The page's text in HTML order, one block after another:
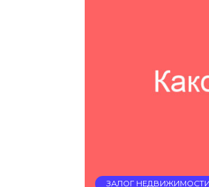
ЗАЛОГ НЕДВИЖИМОСТИ